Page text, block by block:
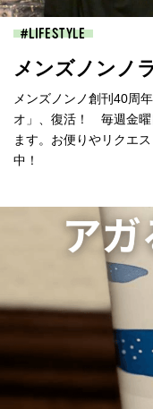
LIFESTYLE
メンズノンノ
メンズノンノ創刊40周
オ」、復活！ 毎週金曜
ます。お便りやリクエ
中！